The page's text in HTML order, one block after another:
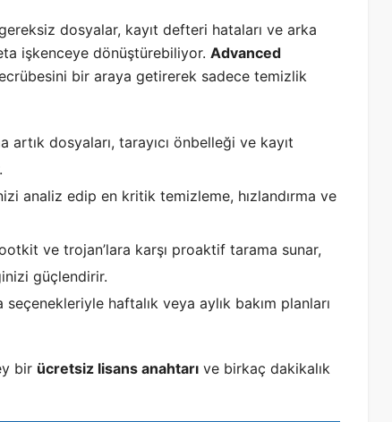
dosyalar, kayıt defteri hataları ve arka
işkenceye dönüştürebiliyor. Advanced
bir araya getirerek sadece temizlik
artık dosyaları, tarayıcı önbelleği ve kayıt
analiz edip en kritik temizleme, hızlandırma ve
ve trojan’lara karşı proaktif tarama sunar,
güçlendirir.
haftalık veya aylık bakım planları
bir ücretsiz lisans anahtarı ve birkaç dakikalık